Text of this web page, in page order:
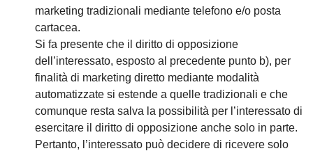
marketing tradizionali mediante telefono e/o posta
cartacea.
Si fa presente che il diritto di opposizione
dell’interessato, esposto al precedente punto b), per
finalità di marketing diretto mediante modalità
automatizzate si estende a quelle tradizionali e che
comunque resta salva la possibilità per l’interessato di
esercitare il diritto di opposizione anche solo in parte.
Pertanto, l’interessato può decidere di ricevere solo